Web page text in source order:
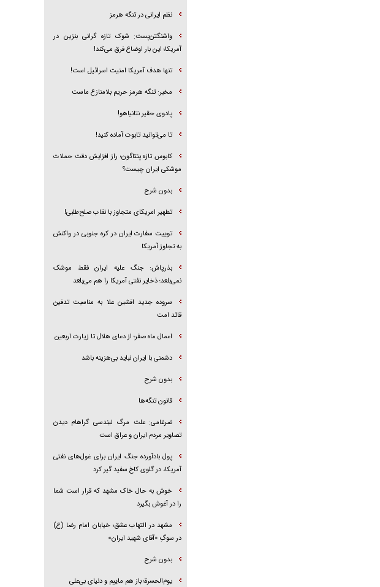
نظم ایرانی در تنگه هرمز
واشنگتن‌پست: شوک تازه گرانی بنزین در
آمریکا؛ این بار اوضاع فرق می‌کند!
تنها هدف آمریکا امنیت اسرائیل است!
مخبر: تنگه هرمز حریم بلامنازع ماست
پادوی حقیر نتانیاهو!
تا می‌توانید تابوت آماده کنید!
کابوس تازه پنتاگون؛ راز افزایش دقت حملات
موشکی ایران چیست؟
بدون شرح
تطهیر امریکای متجاوز با نقاب صلح‌طلبی!
توییت سفارت ایران در کره جنوبی در واکنش
به تجاوز آمریکا
بذرپاش: ‏جنگ علیه ایران فقط موشک
نمی‌بلعد؛ ذخایر نفتی آمریکا را هم می‌بلعد
سروده جدید افشین علا به مناسبت تدفین
قائد امت
اعمال ماه صفر؛ از دعای هلال تا زیارت اربعین
دشمنی با ایران نباید بی‌هزینه باشد
بدون شرح
قانون تنگه‌ها
ضرغامی: علت مرگ لیندسی گراهام دیدن
تصاویر مردم ایران و عراق است
پول بادآورده جنگ ایران برای غول‌های نفتی
آمریکا، در گلوی کاخ سفید گیر کرد
خوش به حال خاک مشهد که قرار است شما
را در آغوش بگیرد
مشهد در التهاب عشق؛ خیابان امام رضا (ع)
در سوگِ «آقای شهید ایران»
بدون شرح
یوم‌الحسرة؛ باز هم ماییم و دنیای بی‌علی